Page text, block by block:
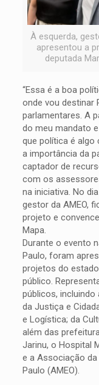
À esquerda,
apresentou a
deputada
“Essa é a boa
onde vou destinar
parlamentares. A
do meu mandato
que política é algo
a importância da
captador de
com os
na iniciativa. No
gestor da AMEO,
projeto e
Mapa.
Durante o evento
Paulo, foram
projetos do
público.
públicos, incluindo
da Justiça e
e Logística; da
além das
Jarinu, o Hospital
e a Associação da
Paulo (AMEO).